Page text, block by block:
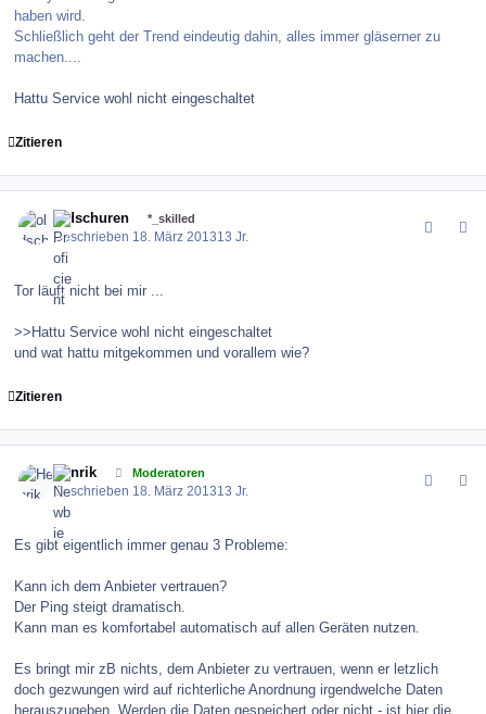
haben wird.
Schließlich geht der Trend eindeutig dahin, alles immer gläserner zu
machen....
Hattu Service wohl nicht eingeschaltet
Zitieren
oldschuren *_skilled
Geschrieben 18. März 201313 Jr.
Tor läuft nicht bei mir ...
>>Hattu Service wohl nicht eingeschaltet
und wat hattu mitgekommen und vorallem wie?
Zitieren
Henrik Moderatoren
Geschrieben 18. März 201313 Jr.
Es gibt eigentlich immer genau 3 Probleme:
Kann ich dem Anbieter vertrauen?
Der Ping steigt dramatisch.
Kann man es komfortabel automatisch auf allen Geräten nutzen.
Es bringt mir zB nichts, dem Anbieter zu vertrauen, wenn er letzlich
doch gezwungen wird auf richterliche Anordnung irgendwelche Daten
herauszugeben. Werden die Daten gespeichert oder nicht - ist hier die